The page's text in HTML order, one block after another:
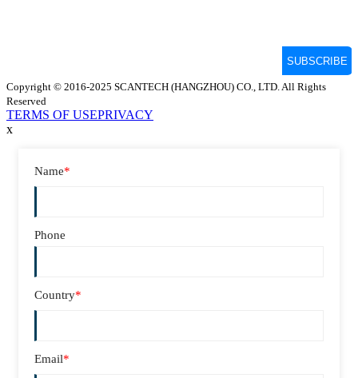
Copyright © 2016-2025 SCANTECH (HANGZHOU) CO., LTD. All Rights
Reserved
TERMS OF USEPRIVACY
x
Name*
Phone
Country*
Email*